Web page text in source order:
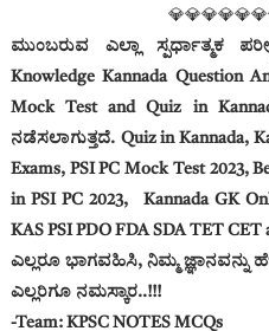
ಮುಂಬರುವ ಎಲ್ಲಾ ಸ್ಪರ್ಧಾತ್ಮಕ
Knowledge Kannada Question
Mock Test and Quiz in
ನಡೆಸಲಾಗುತ್ತದೆ‌. Quiz in Kannada,
Exams, PSI PC Mock Test 2023,
in PSI PC 2023, Kannada GK
KAS PSI PDO FDA SDA TET
ಎಲ್ಲರೂ ಭಾಗವಹಿಸಿ, ನಿಮ್ಮ ಜ್ಞಾನವನ್ನು
ಎಲ್ಲರಿಗೂ ನಮಸ್ಕಾರ..!!!
-Team: KPSC NOTES MCQs